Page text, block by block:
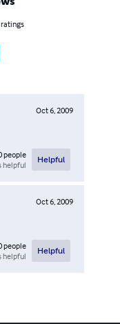
ratings
Oct 6, 2009
people
helpful
Helpful
Oct 6, 2009
people
helpful
Helpful